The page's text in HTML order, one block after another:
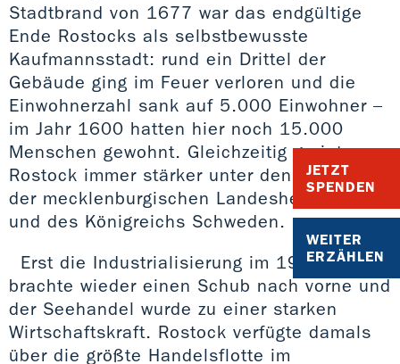
JETZT
SPENDEN
WEITER
ERZÄHLEN
Stadtbrand von 1677 war das endgültige
Ende Rostocks als selbstbewusste
Kaufmannsstadt: rund ein Drittel der
Gebäude ging im Feuer verloren und die
Einwohnerzahl sank auf 5.000 Einwohner –
im Jahr 1600 hatten hier noch 15.000
Menschen gewohnt. Gleichzeitig geriet
Rostock immer stärker unter den Einfluss
der mecklenburgischen Landesherrschaft
und des Königreichs Schweden.
Erst die Industrialisierung im 19. Jhd.
brachte wieder einen Schub nach vorne und
der Seehandel wurde zu einer starken
Wirtschaftskraft. Rostock verfügte damals
über die größte Handelsflotte im